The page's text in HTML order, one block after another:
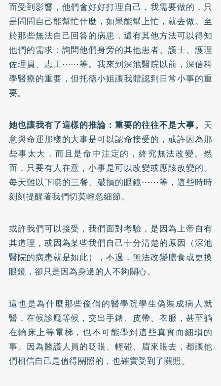
而受到影響，他們會好好打理自己，我需要做的，只
是問問自己能幫忙什麼，如果能幫上忙，就去做。至
於那些無法自己回答的病患，還有其他方法可以得知
他們的需求：詢問他們身旁的其他患者、護士、護理
佐理員、志工⋯⋯等。我來到深池醫院以前，深信科
學醫療的重要，但托德小姐讓我體認到日常小事的重
要。
她也讓我有了這樣的推論：重要的往往不是大事。 天
意與命運那樣的大事是可以認命接受的，或許因為那
些事太大，而且是命中注定的，終究無法改變。然
而，只要有人在意，小事是可以改變或應該改變的。
每天難以下嚥的三餐、破損的眼鏡⋯⋯等，這些時時
刻刻提醒著我們切莫輕忽細節。
或許我們可以接受，我們面對考驗，是因為上帝自有
其道理，或因為某些我們自己十分清楚的原因（深池
醫院的病患就是如此），不過，無法改變膳食或更換
眼鏡，卻只是因為身邊的人不夠關心。
這也是為什麼那些俊俏的醫學院學生偽裝成病人就
醫，在候診廳等候，交出手錶、皮帶、衣服，甚至躺
在輪床上等電梯，也不可能學到這些真實而細瑣的
事。因為醫護人員的眨眼、輕碰、眉來眼去，都讓他
們相信自己是值得關照的，也確實受到了關照。